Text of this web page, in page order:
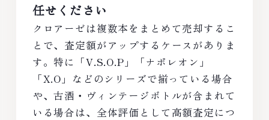
任せください
クロアーゼは複数本をまとめて売却するこ
とで、査定額がアップするケースがありま
す。特に「V.S.O.P」「ナポレオン」
「X.O」などのシリーズで揃っている場合
や、古酒・ヴィンテージボトルが含まれて
いる場合は、全体評価として高額査定につ